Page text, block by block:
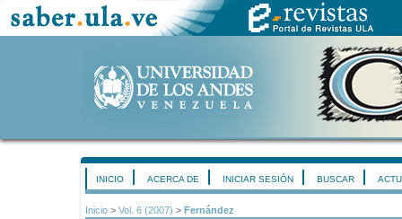
INICIO ACERCA DE INICIAR SESIÓN BUSCAR
Inicio > Vol. 6 (2007) > Fernández